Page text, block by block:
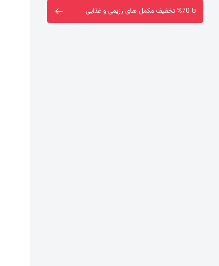
ارسال رایگان خرید بالای دو میلیون تومان